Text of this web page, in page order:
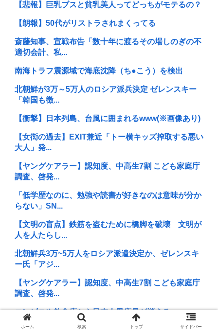
【悲報】巨乳ブスと貧乳美人ってどっちがモテるの？
【朗報】50代がリストラされまくってる
斎藤知事、宣戦布告「数十年に渡るその場しのぎの不
適切会計、私...
南海トラフ震源域で海底沈降（ち●こう）を検出
北朝鮮が3万～5万人のロシア派兵決定 ゼレンスキー
「韓国も徴...
【衝撃】日本列島、台風に囲まれるwww(※画像あり)
【女衒の過去】EXIT兼近「トー横キッズ搾取する悪い
大人」発...
【ヤングケアラー】認知度、中高生7割 こども家庭庁
調査、啓発...
「低学歴なのに、勉強や読書が好きなのは意味が分か
らない」SN...
【文明の盲点】鉄筋を盗むために橋脚を破壊 文明が
人を人たらし...
北朝鮮兵3万~5万人をロシア派遣決定か、ゼレンスキ
ー氏「アジ...
【ヤングケアラー】認知度、中高生7割 こども家庭庁
調査、啓発...
コンビニや飲食店から日本人男店員が消える
蓮舫氏「高市首相は歯科受診を8月6日（原爆の日）を
ホーム 検索 トップ サイドバー